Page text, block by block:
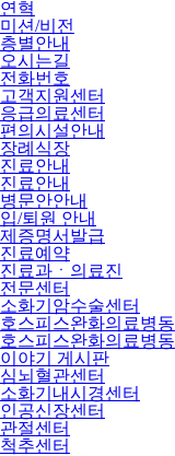
연혁
미션/비전
층별안내
오시는길
전화번호
고객지원센터
응급의료센터
편의시설안내
장례식장
진료안내
진료안내
병문안안내
입/퇴원 안내
제증명서발급
진료예약
진료과ㆍ의료진
전문센터
소화기암수술센터
호스피스완화의료병동
호스피스완화의료병동
이야기 게시판
심뇌혈관센터
소화기내시경센터
인공신장센터
관절센터
척추센터